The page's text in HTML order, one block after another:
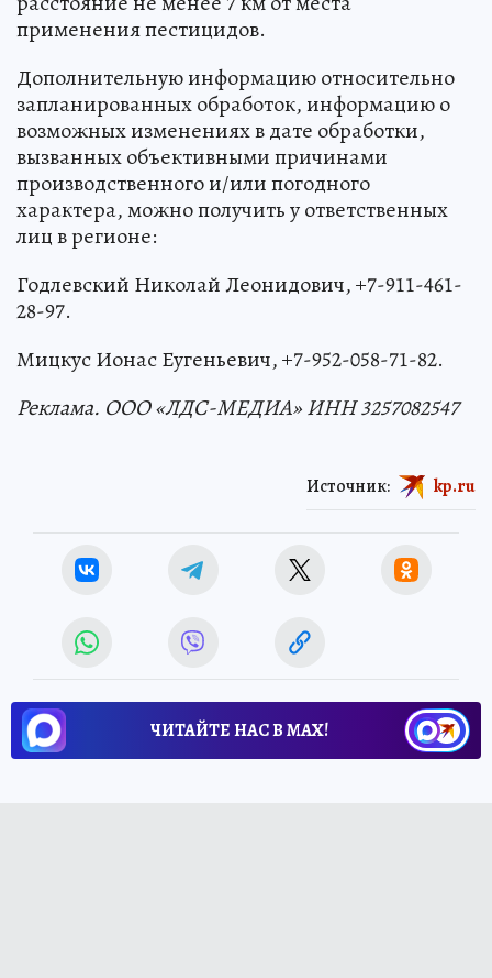
применения пестицидов.
Дополнительную информацию относительно
запланированных обработок, информацию о
возможных изменениях в дате обработки,
вызванных объективными причинами
производственного и/или погодного
характера, можно получить у ответственных
лиц в регионе:
Годлевский Николай Леонидович, +7-911-461-
28-97.
Мицкус Ионас Еугеньевич, +7-952-058-71-82.
Реклама. ООО «ЛДС-МЕДИА» ИНН 3257082547
Источник: kp.ru
ЧИТАЙТЕ НАС В МАХ!